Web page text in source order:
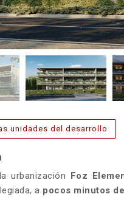
unidades del desarrollo
urbanización Foz
a pocos minutos